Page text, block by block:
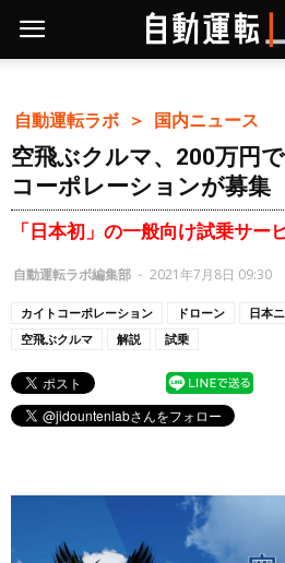
自動運転ラボ ＞ 国内ニュース
空飛ぶクルマ、200万円
コーポレーションが募集
「日本初」の一般向け試乗サー
自動運転ラボ編集部 - 2021年7月8日 09:30
カイトコーポレーション ドローン 日本
空飛ぶクルマ
解説 試乗